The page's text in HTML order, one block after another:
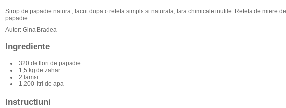
Sirop de papadie natural, facut dupa o reteta simpla si naturala, fara chimicale inutile. Reteta de miere de
papadie.
Autor: Gina Bradea
Ingrediente
320 de flori de papadie
1,5 kg de zahar
2 lamai
1,200 litri de apa
Instructiuni